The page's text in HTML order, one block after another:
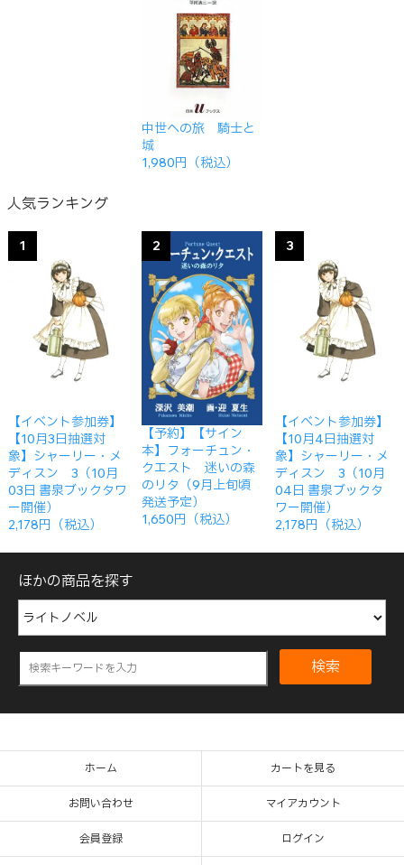
中世への旅 騎士と
城
1,980円（税込）
人気ランキング
1
【イベント参加券】
【10月3日抽選対
象】シャーリー・メ
ディスン 3（10月
03日 書泉ブックタワ
ー開催）
2,178円（税込）
2
【予約】【サイン
本】フォーチュン・
クエスト 迷いの森
のリタ（9月上旬頃
発送予定）
1,650円（税込）
3
【イベント参加券】
【10月4日抽選対
象】シャーリー・メ
ディスン 3（10月
04日 書泉ブックタ
ワー開催）
2,178円（税込）
ほかの商品を探す
検索
ホーム カートを見る
お問い合わせ マイアカウント
会員登録 ログイン